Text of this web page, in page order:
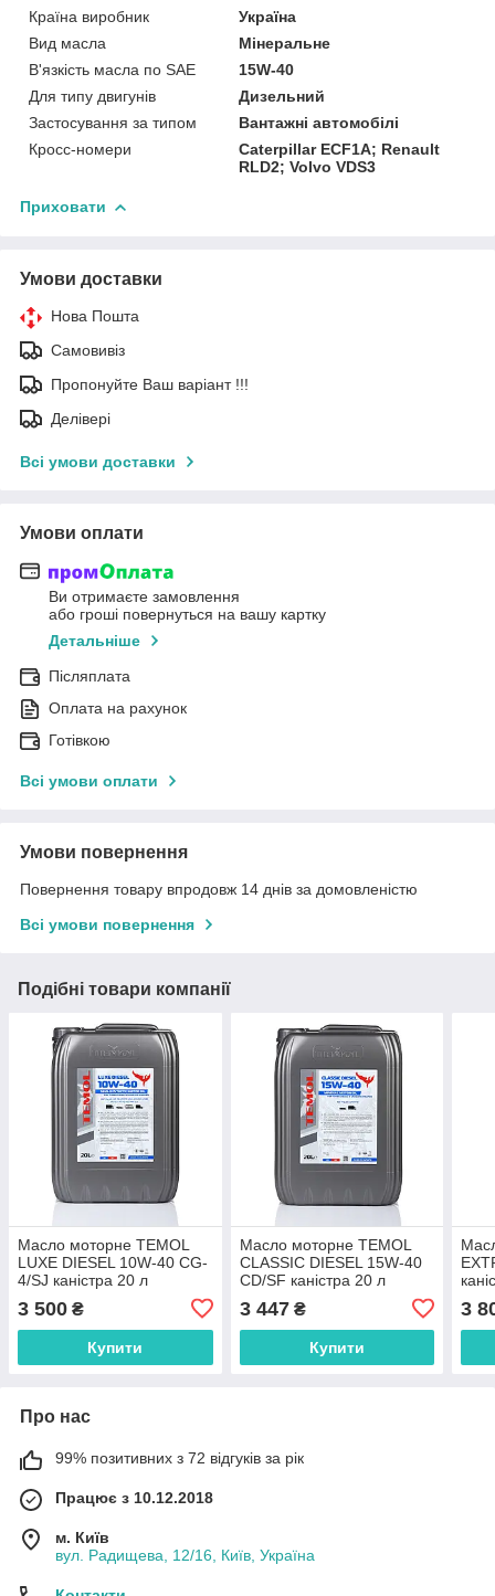
Країна виробник
Україна
Вид масла
Мінеральне
В'язкість масла по SAE
15W-40
Для типу двигунів
Дизельний
Застосування за типом
Вантажні автомобілі
Кросс-номери
Caterpillar ECF1A; Renault
RLD2; Volvo VDS3
Приховати
Умови доставки
Нова Пошта
Самовивіз
Пропонуйте Ваш варіант !!!
Делівері
Всі умови доставки
Умови оплати
Ви отримаєте замовлення
або гроші повернуться на вашу картку
Детальніше
Післяплата
Оплата на рахунок
Готівкою
Всі умови оплати
Умови повернення
Повернення товару впродовж 14 днів за домовленістю
Всі умови повернення
Подібні товари компанії
Масло моторне TEMOL
LUXE DIESEL 10W-40 CG-
4/SJ каністра 20 л
3 500 ₴
Купити
Масло моторне TEMOL
CLASSIC DIESEL 15W-40
CD/SF каністра 20 л
3 447₴
Купити
3
Про нас
99% позитивних з 72 відгуків за рік
Працює з 10.12.2018
м. Київ
вул. Радищева, 12/16, Київ, Україна